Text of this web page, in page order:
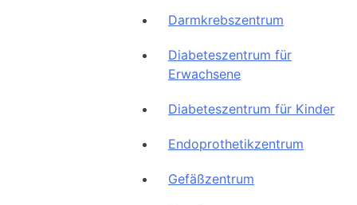
Darmkrebszentrum
Diabeteszentrum für
Erwachsene
Diabeteszentrum für Kinder
Endoprothetikzentrum
Gefäßzentrum